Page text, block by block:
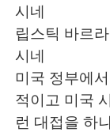
시네
립스틱 바르
시네
미국 정부에
적이고 미국
런 대접을 하